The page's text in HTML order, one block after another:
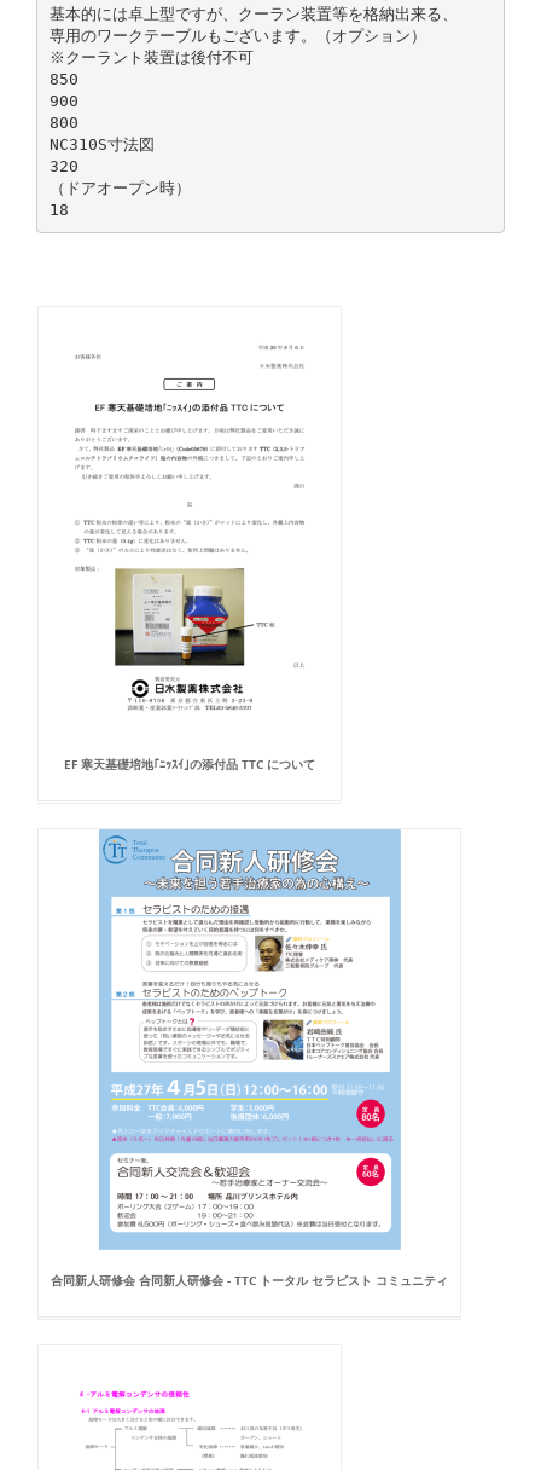
基本的には卓上型ですが、クーラン装置等を格納出来る、
専用のワークテーブルもございます。（オプション）
※クーラント装置は後付不可
850
900
800
NC310S寸法図
320
（ドアオープン時）
EF 寒天基礎培地｢ﾆｯｽｲ｣の添付品 TTC について
合同新人研修会 合同新人研修会 - TTC トータル セラピスト コミュニティ